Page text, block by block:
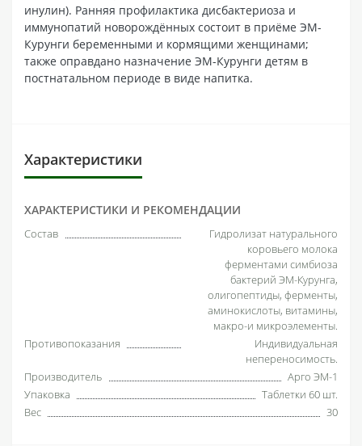
инулин). Ранняя профилактика дисбактериоза и
иммунопатий новорождённых состоит в приёме ЭМ-
Курунги беременными и кормящими женщинами;
также оправдано назначение ЭМ-Курунги детям в
постнатальном периоде в виде напитка.
Характеристики
ХАРАКТЕРИСТИКИ И РЕКОМЕНДАЦИИ
Состав
Гидролизат натурального
коровьего молока
ферментами симбиоза
бактерий ЭМ-Курунга,
олигопептиды, ферменты,
аминокислоты, витамины,
макро-и микроэлементы.
Противопоказания
Индивидуальная
непереносимость.
Производитель
Арго ЭМ-1
Упаковка
Таблетки 60 шт.
Вес
30